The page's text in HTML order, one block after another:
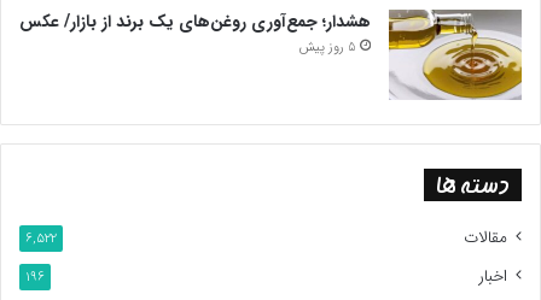
هشدار؛ جمع‌آوری روغن‌های یک برند از بازار/ عکس
5 روز پیش
دسته ها
مقالات 6,522
اخبار 196